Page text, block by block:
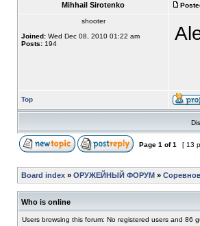
Mihhail Sirotenko
shooter
Joined: Wed Dec 08, 2010 01:22 am
Posts: 194
Top
Page 1 of1 [ 13
Board index » ОРУЖЕЙНЫЙ ФОРУМ »
Who is online
Users browsing this forum: No registered users and 86